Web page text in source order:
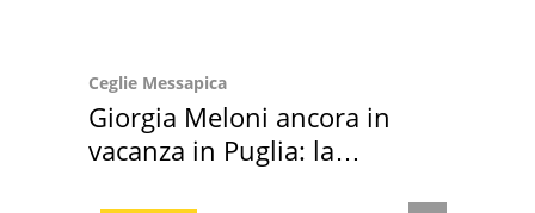
Ceglie Messapica
Giorgia Meloni ancora in
vacanza in Puglia: la